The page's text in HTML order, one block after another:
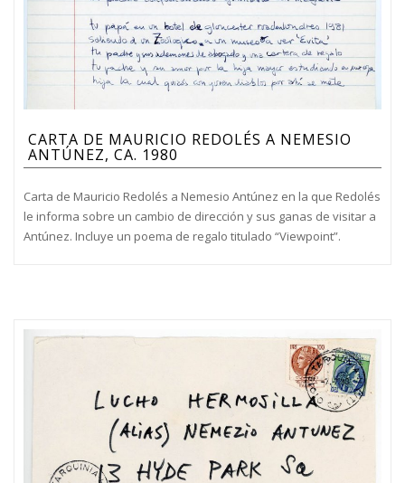
CARTA DE MAURICIO REDOLÉS A NEMESIO
ANTÚNEZ, CA. 1980
Carta de Mauricio Redolés a Nemesio Antúnez en la que Redolés
le informa sobre un cambio de dirección y sus ganas de visitar a
Antúnez. Incluye un poema de regalo titulado “Viewpoint”.